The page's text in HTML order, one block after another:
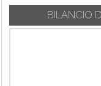
Cicognolo
Cingia de' Botti
BILANCIO